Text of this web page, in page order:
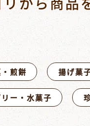
煎餅 揚げ菓
ー・水菓子